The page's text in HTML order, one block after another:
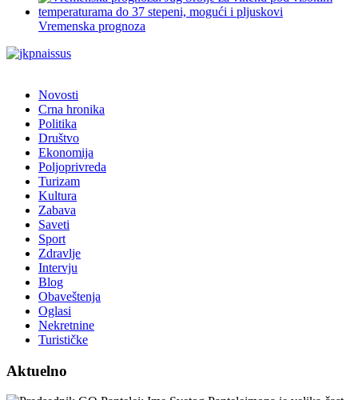
Vremenska prognoza
Novosti
Crna hronika
Politika
Društvo
Ekonomija
Poljoprivreda
Turizam
Kultura
Zabava
Saveti
Sport
Zdravlje
Intervju
Blog
Obaveštenja
Oglasi
Nekretnine
Turističke
Aktuelno